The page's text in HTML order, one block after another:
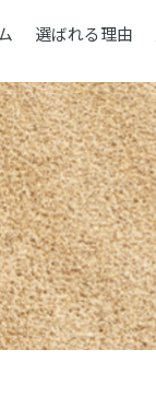
選ばれる理由